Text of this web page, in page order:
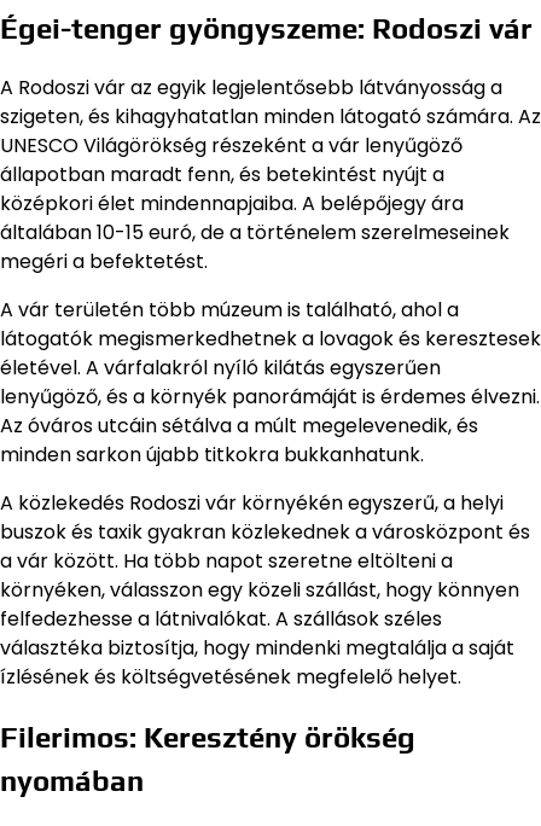
Égei-tenger gyöngyszeme: Rodoszi vár
A Rodoszi vár az egyik legjelentősebb látványosság a
szigeten, és kihagyhatatlan minden látogató számára. Az
UNESCO Világörökség részeként a vár lenyűgöző
állapotban maradt fenn, és betekintést nyújt a
középkori élet mindennapjaiba. A belépőjegy ára
általában 10-15 euró, de a történelem szerelmeseinek
megéri a befektetést.
A vár területén több múzeum is található, ahol a
látogatók megismerkedhetnek a lovagok és keresztesek
életével. A várfalakról nyíló kilátás egyszerűen
lenyűgöző, és a környék panorámáját is érdemes élvezni.
Az óváros utcáin sétálva a múlt megelevenedik, és
minden sarkon újabb titkokra bukkanhatunk.
A közlekedés Rodoszi vár környékén egyszerű, a helyi
buszok és taxik gyakran közlekednek a városközpont és
a vár között. Ha több napot szeretne eltölteni a
környéken, válasszon egy közeli szállást, hogy könnyen
felfedezhesse a látnivalókat. A szállások széles
választéka biztosítja, hogy mindenki megtalálja a saját
ízlésének és költségvetésének megfelelő helyet.
Filerimos: Keresztény örökség
nyomában